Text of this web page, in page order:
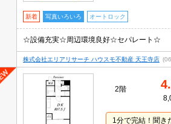
新着 写真いろいろ オートロック
☆設備充実☆周辺環境良好☆セパレート☆
株式会社エリアリサーチ ハウスモ不動産 天王寺店
2階
1分で完結！聞き